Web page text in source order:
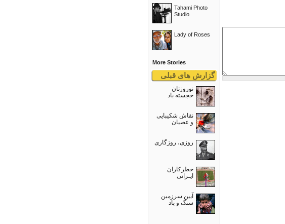
Tahami Photo
Studio
Lady of Roses
More Stories
گزارش های قبلی
نوروزتان
خجسته باد
نقاش شکیبایی
و عصيان
روزی، روزگاری
خطرکاران
ایـرانی
آیین سرزمین
سنگ و باد